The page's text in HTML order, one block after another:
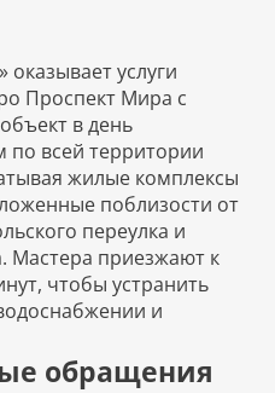
услуги
Проспект Мира с
в день
всей территории
жилые комплексы
поблизости от
переулка и
Мастера приезжают к
чтобы устранить
и
обращения